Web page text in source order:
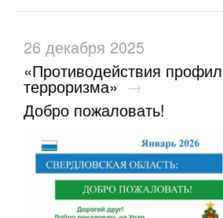
26 декабря 2025
«Противодействия
терроризма» →
Добро пожаловать!